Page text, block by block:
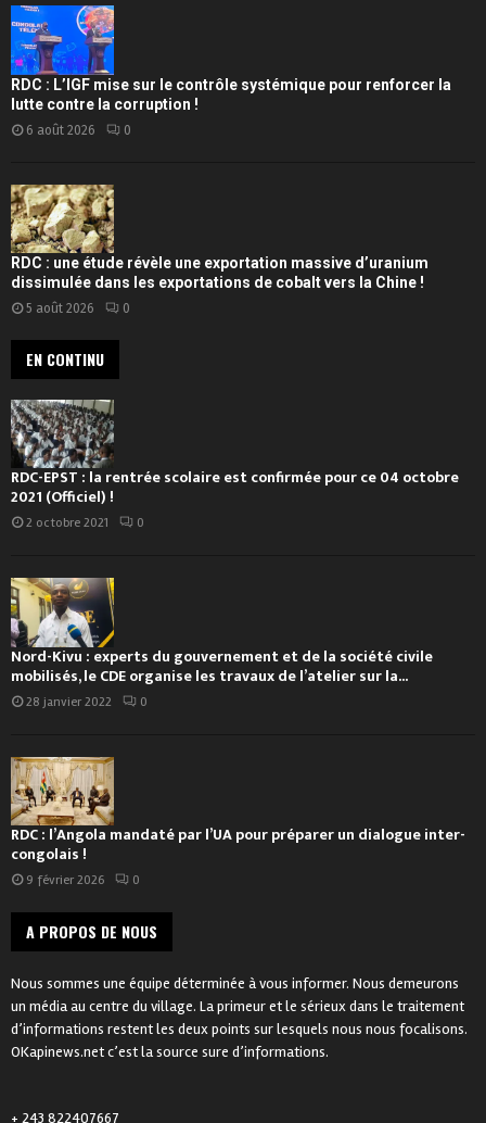
RDC : L’IGF mise sur le contrôle systémique pour renforcer la
lutte contre la corruption !
6 août 2026 0
RDC : une étude révèle une exportation massive d’uranium
dissimulée dans les exportations de cobalt vers la Chine !
5 août 2026 0
EN CONTINU
RDC-EPST : la rentrée scolaire est confirmée pour ce 04 octobre
2021 (Officiel) !
2 octobre 2021 0
Nord-Kivu : experts du gouvernement et de la société civile
mobilisés, le CDE organise les travaux de l’atelier sur la...
28 janvier 2022 0
RDC : l’Angola mandaté par l’UA pour préparer un dialogue inter-
congolais !
9 février 2026 0
A PROPOS DE NOUS
Nous sommes une équipe déterminée à vous informer. Nous demeurons
un média au centre du village. La primeur et le sérieux dans le traitement
d’informations restent les deux points sur lesquels nous nous focalisons.
OKapinews.net c’est la source sure d’informations.
+ 243 822407667